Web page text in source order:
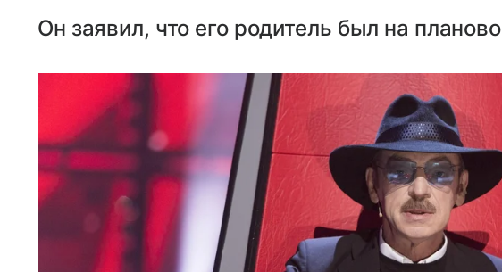
Он заявил, что его родитель был на